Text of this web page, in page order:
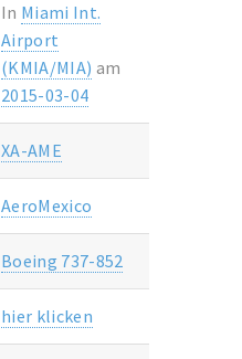
In Miami Int.
Airport
(KMIA/MIA) am
2015-03-04
XA-AME
AeroMexico
Boeing 737-852
hier klicken